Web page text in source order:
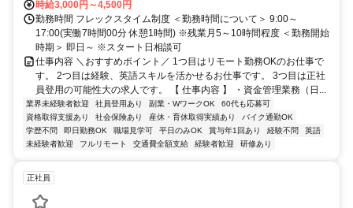
時給3,000円～4,500円
勤務時間 フレックスタイム制度 ＜勤務時間について＞ 9:00～
17:00(実働7時間00分 休憩1時間) ※残業月5～10時間程度 ＜勤務開始
時期＞ 即日～ ※スタート日相談可
仕事内容 ＼おすすめポイント／ 1つ目はリモート勤務OKのお仕事で
す。 2つ目は経験、英語スキルを活かせるお仕事です。 3つ目は正社
員登用の可能性大の求人です。 【 仕事内容 】 ・資金管理業務（日...
業界未経験者歓迎 社員登用あり 副業・WワークOK
60代も応募可
資格取得支援あり
社会保険あり 産休・育休取得実績あり
バイク通勤OK
学歴不問
即日勤務OK 職場見学可 平日のみOK 賞与年1回あり 経験不問
英語
未経験者歓迎
フルリモート 交通費全額支給 経験者歓迎 研修あり
正社員